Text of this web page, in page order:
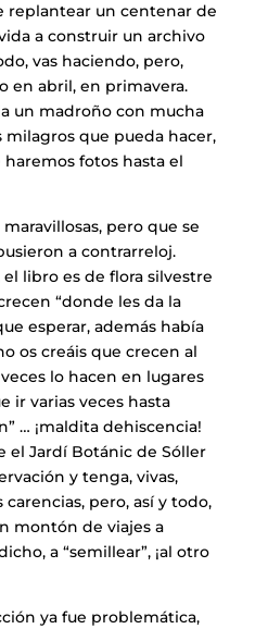
replantear un centenar de
a construir un archivo
vas haciendo, pero,
en abril, en primavera.
un madroño con mucha
que pueda hacer,
fotos hasta el
pero que se
a contrarreloj.
libro es de flora silvestre
“donde les da la
esperar, además había
os creáis que crecen al
lo hacen en lugares
ir varias veces hasta
… ¡maldita dehiscencia!
el Jardí Botánic de Sóller
y tenga, vivas,
pero, así y todo,
montón de viajes a
a “semillear”, ¡al otro
ya fue problemática,